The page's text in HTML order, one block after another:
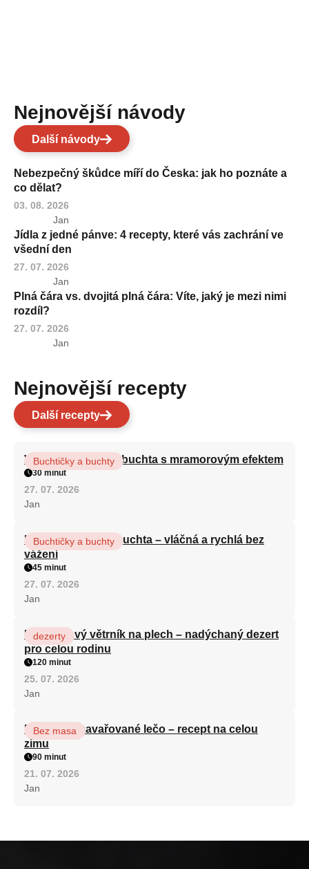
Nejnovější návody
Další návody
Nebezpečný škůdce míří do Česka: jak ho poznáte a
co dělat?
03. 08. 2026
Jan
Jídla z jedné pánve: 4 recepty, které vás zachrání ve
všední den
27. 07. 2026
Jan
Plná čára vs. dvojitá plná čára: Víte, jaký je mezi nimi
rozdíl?
27. 07. 2026
Jan
Nejnovější recepty
Další recepty
Vláčná olejová litá buchta s mramorovým efektem
Buchtičky a buchty
30 minut
27. 07. 2026
Jan
Hrnková maková buchta – vláčná a rychlá bez
vážení
Buchtičky a buchty
45 minut
27. 07. 2026
Jan
Karamelový větrník na plech – nadýchaný dezert
pro celou rodinu
dezerty
120 minut
25. 07. 2026
Jan
Babiččino zavařované lečo – recept na celou
zimu
Bez masa
90 minut
21. 07. 2026
Jan